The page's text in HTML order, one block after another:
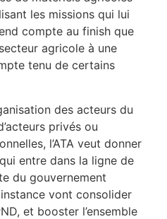
les missions qui lui
compte au finish que
agricole à une
tenu de certains
des acteurs du
privés ou
l’ATA veut donner
entre dans la ligne de
du gouvernement
vont consolider
et booster l’ensemble